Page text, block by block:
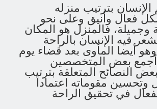
الإنسان بترتيب منزله
فعال وأنيق وعلى نحو
وجميلة، فالمنزل هو المكان
فيه الإنسان بالراحة
وهو أيضا المأوى بعد قضاء يوم
بعض المتخصصين
النصائح المتعلقة بترتيب
وتحسين مقوماته اعتمادا
في تحقيق الراحة